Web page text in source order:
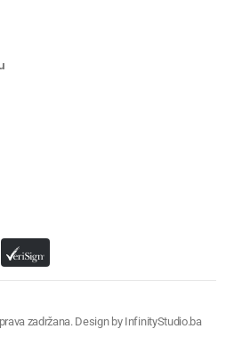
zadržana. Design by InfinityStudio.ba